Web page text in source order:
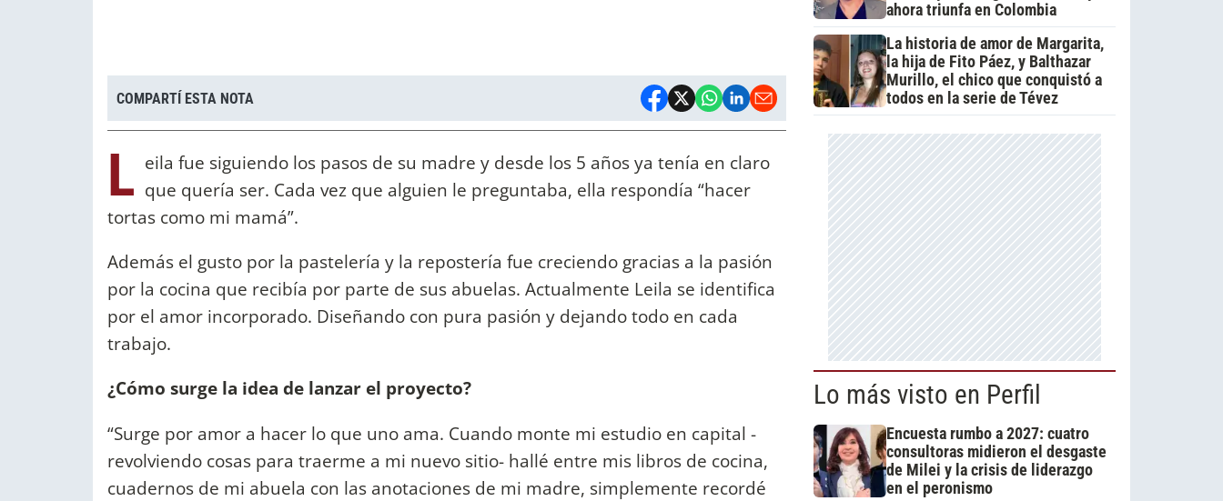
COMPARTÍ ESTA NOTA
L eila fue siguiendo los pasos de su madre y desde los 5 años ya tenía en claro
que quería ser. Cada vez que alguien le preguntaba, ella respondía “hacer
tortas como mi mamá”.
Además el gusto por la pastelería y la repostería fue creciendo gracias a la pasión
por la cocina que recibía por parte de sus abuelas. Actualmente Leila se identifica
por el amor incorporado. Diseñando con pura pasión y dejando todo en cada
trabajo.
¿Cómo surge la idea de lanzar el proyecto?
“Surge por amor a hacer lo que uno ama. Cuando monte mi estudio en capital -
revolviendo cosas para traerme a mi nuevo sitio- hallé entre mis libros de cocina,
cuadernos de mi abuela con las anotaciones de mi madre, simplemente recordé
ahora triunfa en Colombia
La historia de amor de Margarita,
la hija de Fito Páez, y Balthazar
Murillo, el chico que conquistó a
todos en la serie de Tévez
Lo más visto en Perfil
Encuesta rumbo a 2027: cuatro
consultoras midieron el desgaste
de Milei y la crisis de liderazgo
en el peronismo